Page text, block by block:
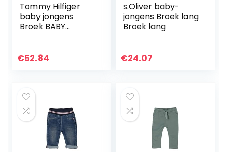
Tommy Hilfiger
baby jongens
Broek BABY
€52.84
s.Oliver baby-
jongens Broek lang
Broek lang
€24.07